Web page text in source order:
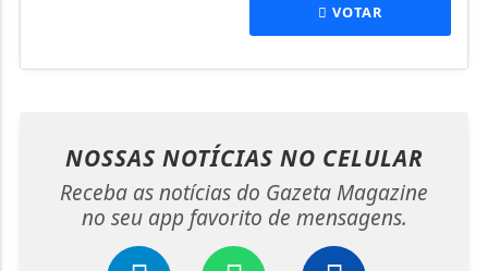
VOTAR
NOSSAS NOTÍCIAS NO CELULAR
Receba as notícias do Gazeta Magazine
no seu app favorito de mensagens.